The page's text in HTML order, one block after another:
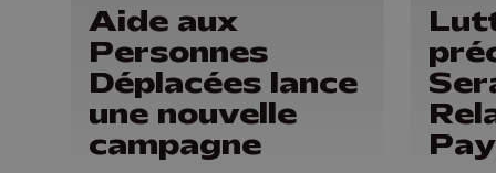
Aide aux
Personnes
Déplacées lance
une nouvelle
campagne